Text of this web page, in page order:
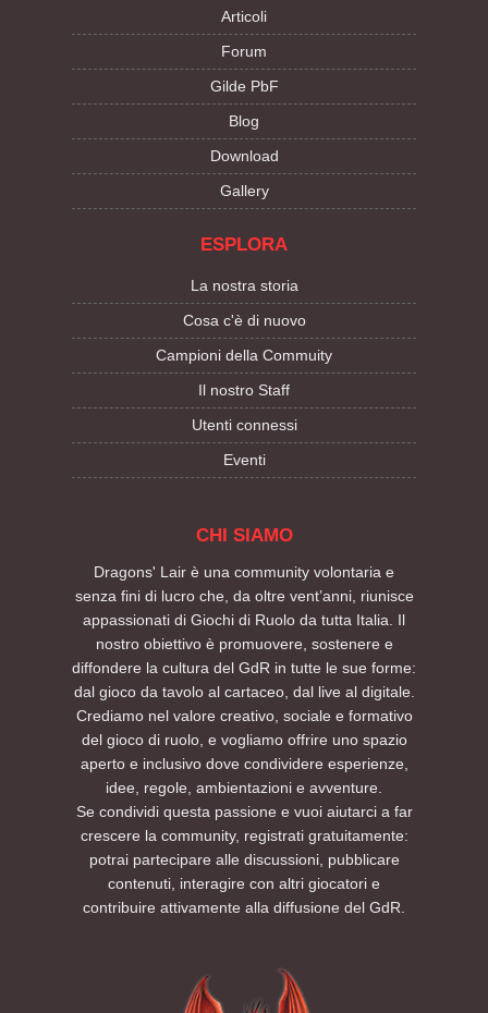
Articoli
Forum
Gilde PbF
Blog
Download
Gallery
ESPLORA
La nostra storia
Cosa c'è di nuovo
Campioni della Commuity
Il nostro Staff
Utenti connessi
Eventi
CHI SIAMO
Dragons' Lair è una community volontaria e
senza fini di lucro che, da oltre vent’anni, riunisce
appassionati di Giochi di Ruolo da tutta Italia. Il
nostro obiettivo è promuovere, sostenere e
diffondere la cultura del GdR in tutte le sue forme:
dal gioco da tavolo al cartaceo, dal live al digitale.
Crediamo nel valore creativo, sociale e formativo
del gioco di ruolo, e vogliamo offrire uno spazio
aperto e inclusivo dove condividere esperienze,
idee, regole, ambientazioni e avventure.
Se condividi questa passione e vuoi aiutarci a far
crescere la community, registrati gratuitamente:
potrai partecipare alle discussioni, pubblicare
contenuti, interagire con altri giocatori e
contribuire attivamente alla diffusione del GdR.